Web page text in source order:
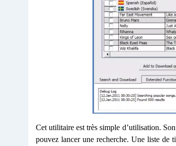
Cet utilitaire est très simple d’utilisation.
pouvez lancer une recherche. Une liste de